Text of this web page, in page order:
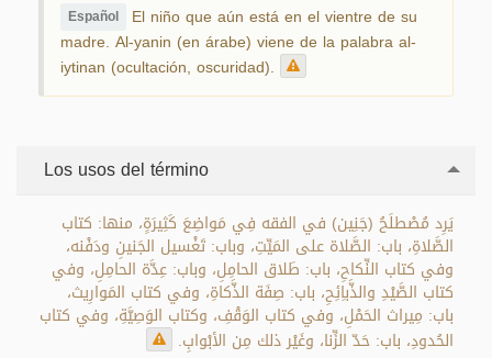
Español El niño que aún está en el vientre de su
madre. Al-yanin (en árabe) viene de la palabra al-
iytinan (ocultación, oscuridad).
Los usos del término
يَرِد مُصْطلَحُ (جَنِين) في الفقه فِي مَواضِعَ كَثِيرَةٍ، منها: كتاب
الصَّلاةِ، باب: الصَّلاة على المَيِّتِ، وباب: تَغْسيل الجَنينِ ودَفْنه،
وفي كتاب النِّكاحِ، باب: طَلاق الحامِلِ، وباب: عِدَّة الحامِلِ، وفي
كتاب الصَّيْدِ والذَّباِئِحِ، باب: صِفَة الذَّكاةِ، وفي كتاب المَوارِيث،
باب: مِيراث الحَمْلِ، وفي كتاب الوَقْفِ، وكتاب الوَصِيَّةِ، وفي كتاب
الحُدودِ، باب: حَدّ الزِّنا، وغَيْر ذلك مِن الأبْوابِ.